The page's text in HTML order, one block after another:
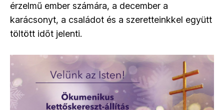
érzelmű ember számára, a december a
karácsonyt, a családot és a szeretteinkkel együtt
töltött időt jelenti.